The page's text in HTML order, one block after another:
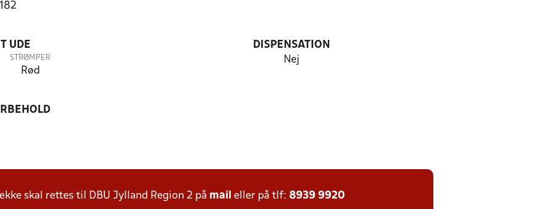
UDE
STRØMPER
Rød
DISPENSATION
Nej
skal rettes til DBU Jylland Region 2 på mail eller på tlf: 8939 9920